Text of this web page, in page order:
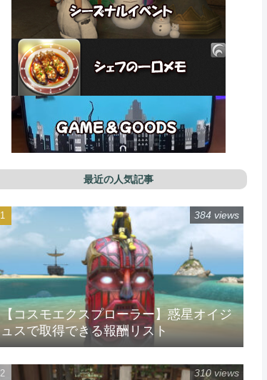
最近の人気記事
【コスモエクスプローラー】惑星オイジ
ュスで取得できる報酬リスト
384 views
310 views